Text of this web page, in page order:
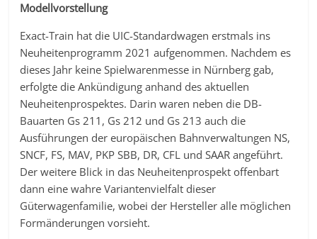
Modellvorstellung
Exact-Train hat die UIC-Standardwagen erstmals ins
Neuheitenprogramm 2021 aufgenommen. Nachdem es
dieses Jahr keine Spielwarenmesse in Nürnberg gab,
erfolgte die Ankündigung anhand des aktuellen
Neuheitenprospektes. Darin waren neben die DB-
Bauarten Gs 211, Gs 212 und Gs 213 auch die
Ausführungen der europäischen Bahnverwaltungen NS,
SNCF, FS, MAV, PKP SBB, DR, CFL und SAAR angeführt.
Der weitere Blick in das Neuheitenprospekt offenbart
dann eine wahre Variantenvielfalt dieser
Güterwagenfamilie, wobei der Hersteller alle möglichen
Formänderungen vorsieht.